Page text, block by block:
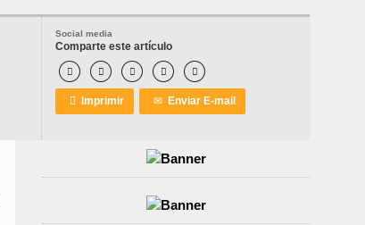
Social media
Comparte este artículo
    
 Imprimir ✉ Enviar E-mail